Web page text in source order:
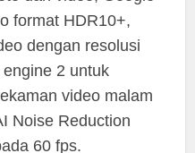
format HDR10+,
dengan resolusi
2 untuk
video malam
Noise Reduction
60 fps.